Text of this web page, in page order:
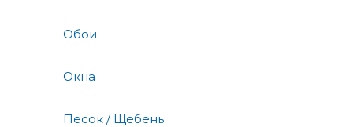
Обои
Окна
Песок / Щебень